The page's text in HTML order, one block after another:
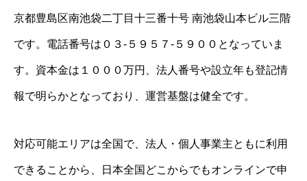
京都豊島区南池袋二丁目十三番十号 南池袋山本ビル三階
です。電話番号は０３-５９５７-５９００となっていま
す。資本金は１０００万円、法人番号や設立年も登記情
報で明らかとなっており、運営基盤は健全です。
対応可能エリアは全国で、法人・個人事業主ともに利用
できることから、日本全国どこからでもオンラインで申